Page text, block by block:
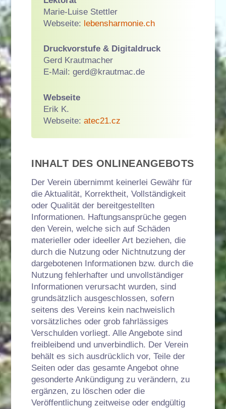
Marie-Luise Stettler
Webseite: lebensharmonie.ch
Druckvorstufe & Digitaldruck
Gerd Krautmacher
E-Mail:ed.camtuark@dreg
Webseite
Erik K.
Webseite:atec21.cz
INHALT DES ONLINEANGEBOTS
Der Verein übernimmt keinerlei Gewähr für
die Aktualität, Korrektheit, Vollständigkeit
oder Qualität der bereitgestellten
Informationen. Haftungsansprüche gegen
den Verein, welche sich auf Schäden
materieller oder ideeller Art beziehen, die
durch die Nutzung oder Nichtnutzung der
dargebotenen Informationen bzw. durch die
Nutzung fehlerhafter und unvollständiger
Informationen verursacht wurden, sind
grundsätzlich ausgeschlossen, sofern
seitens des Vereins kein nachweislich
vorsätzliches oder grob fahrlässiges
Verschulden vorliegt. Alle Angebote sind
freibleibend und unverbindlich. Der Verein
behält es sich ausdrücklich vor, Teile der
Seiten oder das gesamte Angebot ohne
gesonderte Ankündigung zu verändern, zu
ergänzen, zu löschen oder die
Veröffentlichung zeitweise oder endgültig